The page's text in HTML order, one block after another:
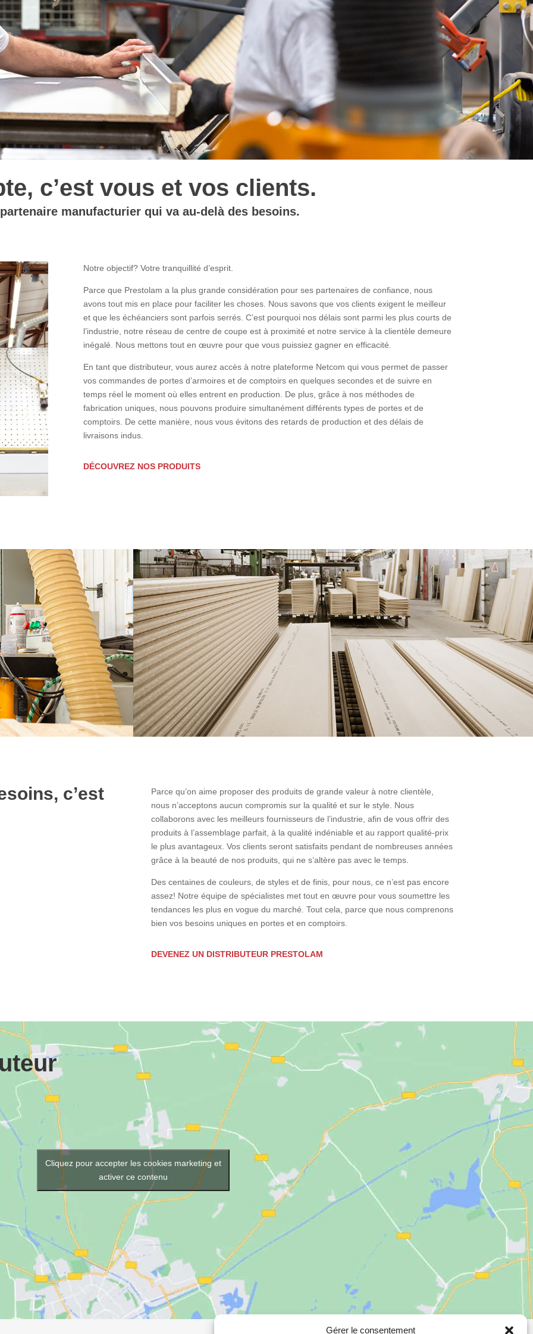
Gérer le consentement
c’est vous et vos clients.
manufacturier qui va au-delà des besoins.
Notre objectif? Votre tranquillité d’esprit.
Parce que Prestolam a la plus grande considération pour ses partenaires de confiance, nous
avons tout mis en place pour faciliter les choses. Nous savons que vos clients exigent le meilleur
et que les échéanciers sont parfois serrés. C’est pourquoi nos délais sont parmi les plus courts de
l’industrie, notre réseau de centre de coupe est à proximité et notre service à la clientèle demeure
inégalé. Nous mettons tout en œuvre pour que vous puissiez gagner en efficacité.
En tant que distributeur, vous aurez accès à notre plateforme Netcom qui vous permet de passer
vos commandes de portes d’armoires et de comptoirs en quelques secondes et de suivre en
temps réel le moment où elles entrent en production. De plus, grâce à nos méthodes de
fabrication uniques, nous pouvons produire simultanément différents types de portes et de
comptoirs. De cette manière, nous vous évitons des retards de production et des délais de
livraisons indus.
DÉCOUVREZ NOS PRODUITS
c’est
Parce qu’on aime proposer des produits de grande valeur à notre clientèle,
nous n’acceptons aucun compromis sur la qualité et sur le style. Nous
collaborons avec les meilleurs fournisseurs de l’industrie, afin de vous offrir des
produits à l’assemblage parfait, à la qualité indéniable et au rapport qualité-prix
le plus avantageux. Vos clients seront satisfaits pendant de nombreuses années
grâce à la beauté de nos produits, qui ne s’altère pas avec le temps.
Des centaines de couleurs, de styles et de finis, pour nous, ce n’est pas encore
assez! Notre équipe de spécialistes met tout en œuvre pour vous soumettre les
tendances les plus en vogue du marché. Tout cela, parce que nous comprenons
bien vos besoins uniques en portes et en comptoirs.
DEVENEZ UN DISTRIBUTEUR PRESTOLAM
Cliquez pour accepter les cookies marketing et
activer ce contenu